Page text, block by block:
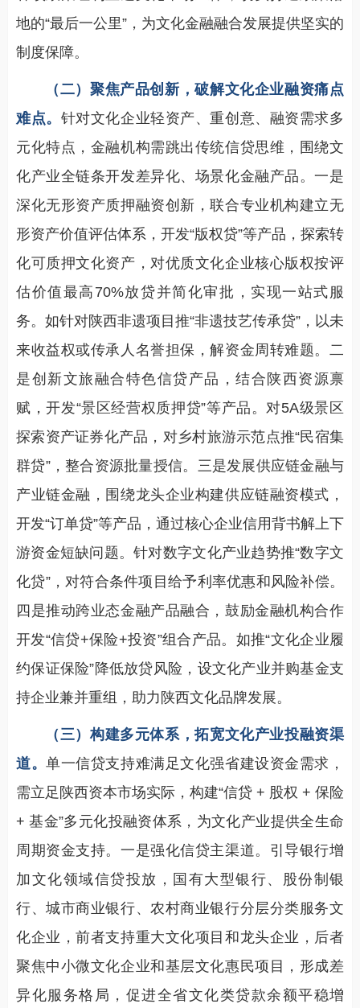
地的“最后一公里”，为文化金融融合发展提供坚实的
制度保障。
（二）聚焦产品创新，破解文化企业融资痛点
难点。 针对文化企业轻资产、重创意、融资需求多
元化特点，金融机构需跳出传统信贷思维，围绕文
化产业全链条开发差异化、场景化金融产品。一是
深化无形资产质押融资创新，联合专业机构建立无
形资产价值评估体系，开发“版权贷”等产品，探索转
化可质押文化资产，对优质文化企业核心版权按评
估价值最高70%放贷并简化审批，实现一站式服
务。如针对陕西非遗项目推“非遗技艺传承贷”，以未
来收益权或传承人名誉担保，解资金周转难题。二
是创新文旅融合特色信贷产品，结合陕西资源禀
赋，开发“景区经营权质押贷”等产品。对5A级景区
探索资产证券化产品，对乡村旅游示范点推“民宿集
群贷”，整合资源批量授信。三是发展供应链金融与
产业链金融，围绕龙头企业构建供应链融资模式，
开发“订单贷”等产品，通过核心企业信用背书解上下
游资金短缺问题。针对数字文化产业趋势推“数字文
化贷”，对符合条件项目给予利率优惠和风险补偿。
四是推动跨业态金融产品融合，鼓励金融机构合作
开发“信贷+保险+投资”组合产品。如推“文化企业履
约保证保险”降低放贷风险，设文化产业并购基金支
持企业兼并重组，助力陕西文化品牌发展。
（三）构建多元体系，拓宽文化产业投融资渠
道。单一信贷支持难满足文化强省建设资金需求，
需立足陕西资本市场实际，构建“信贷 + 股权 + 保险
+ 基金”多元化投融资体系，为文化产业提供全生命
周期资金支持。一是强化信贷主渠道。引导银行增
加文化领域信贷投放，国有大型银行、股份制银
行、城市商业银行、农村商业银行分层分类服务文
化企业，前者支持重大文化项目和龙头企业，后者
聚焦中小微文化企业和基层文化惠民项目，形成差
异化服务格局，促进全省文化类贷款余额平稳增